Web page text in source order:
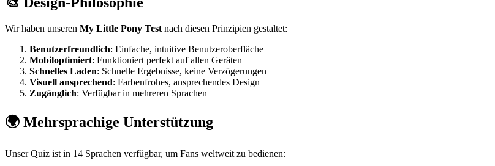
Wir haben unseren My Little Pony Test nach diesen Prinzipien gestaltet:
Benutzerfreundlich: Einfache, intuitive Benutzeroberfläche
Mobiloptimiert: Funktioniert perfekt auf allen Geräten
Schnelles Laden: Schnelle Ergebnisse, keine Verzögerungen
Visuell ansprechend: Farbenfrohes, ansprechendes Design
Zugänglich: Verfügbar in mehreren Sprachen
🌍 Mehrsprachige Unterstützung
Unser Quiz ist in 14 Sprachen verfügbar, um Fans weltweit zu bedienen: